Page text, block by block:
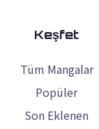
Keşfet
Tüm Mangalar
Popüler
Son Eklenen